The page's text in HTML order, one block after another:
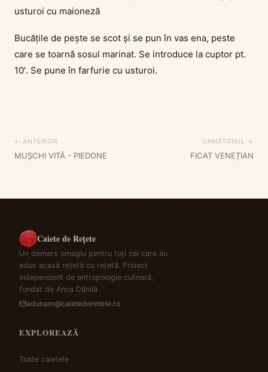
usturoi cu maioneză
Bucățile de pește se scot și se pun în vas ena, peste
care se toarnă sosul marinat. Se introduce la cuptor pt.
10′. Se pune în farfurie cu usturoi.
← ANTERIOR
MUȘCHI VITĂ - PIEDONE
URMĂTORUL →
FICAT VENEȚIAN
Caiete de Rețete
Un demers omagiu pentru toți cei care au
adus acasă rețetă cu rețetă. Proiect
independent de antropologie culinară,
fondat de Anca Dănilă.
adunam@caietederetete.ro
EXPLOREAZĂ
Toate caietele